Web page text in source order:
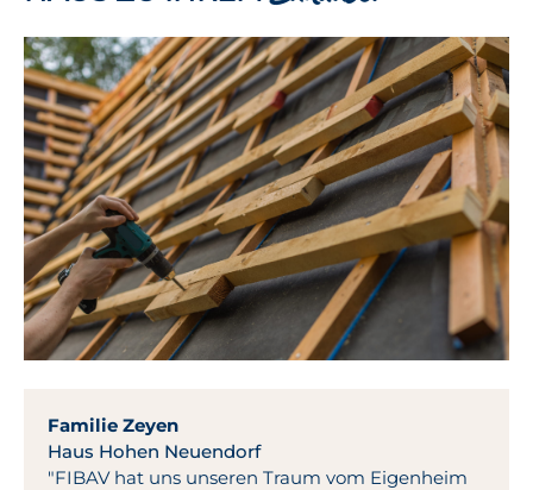
Familie Zeyen
Haus Hohen Neuendorf
"FIBAV hat uns unseren Traum vom Eigenheim